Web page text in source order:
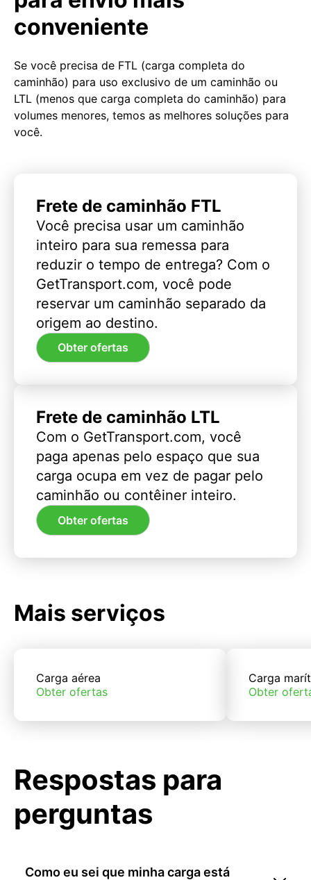
conveniente
Se você precisa de FTL (carga completa do
caminhão) para uso exclusivo de um caminhão ou
LTL (menos que carga completa do caminhão) para
volumes menores, temos as melhores soluções para
você.
Frete de caminhão FTL
Você precisa usar um caminhão
inteiro para sua remessa para
reduzir o tempo de entrega? Com o
GetTransport.com, você pode
reservar um caminhão separado da
origem ao destino.
Obter ofertas
Frete de caminhão LTL
Com o GetTransport.com, você
paga apenas pelo espaço que sua
carga ocupa em vez de pagar pelo
caminhão ou contêiner inteiro.
Obter ofertas
Mais serviços
Carga aérea
Obter ofertas
Carga
Obter
Respostas para
perguntas
Como eu sei que minha carga está